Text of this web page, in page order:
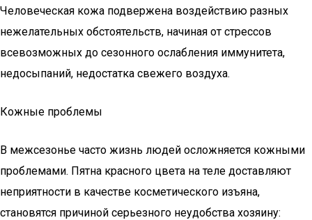
Человеческая кожа подвержена воздействию разных
нежелательных обстоятельств, начиная от стрессов
всевозможных до сезонного ослабления иммунитета,
недосыпаний, недостатка свежего воздуха.
Кожные проблемы
В межсезонье часто жизнь людей осложняется кожными
проблемами. Пятна красного цвета на теле доставляют
неприятности в качестве косметического изъяна,
становятся причиной серьезного неудобства хозяину: